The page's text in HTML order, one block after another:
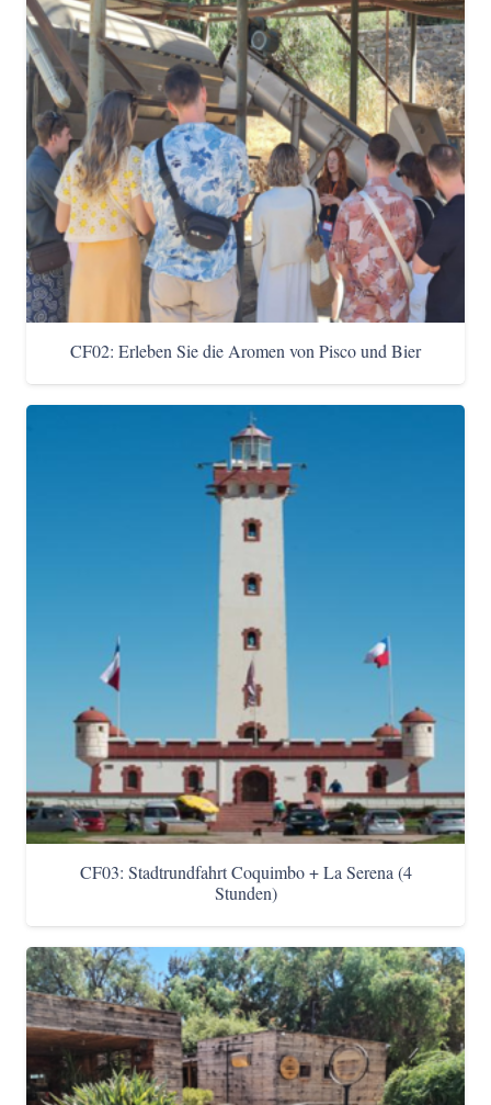
CF02: Erleben Sie die Aromen von Pisco und Bier
CF03: Stadtrundfahrt Coquimbo + La Serena (4
Stunden)